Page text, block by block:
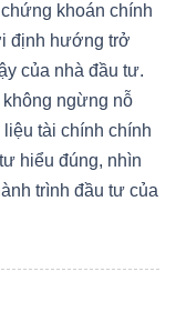
khoán chính
định hướng trở
của nhà đầu tư.
ngừng nỗ
tài chính chính
hiểu đúng, nhìn
trình đầu tư của